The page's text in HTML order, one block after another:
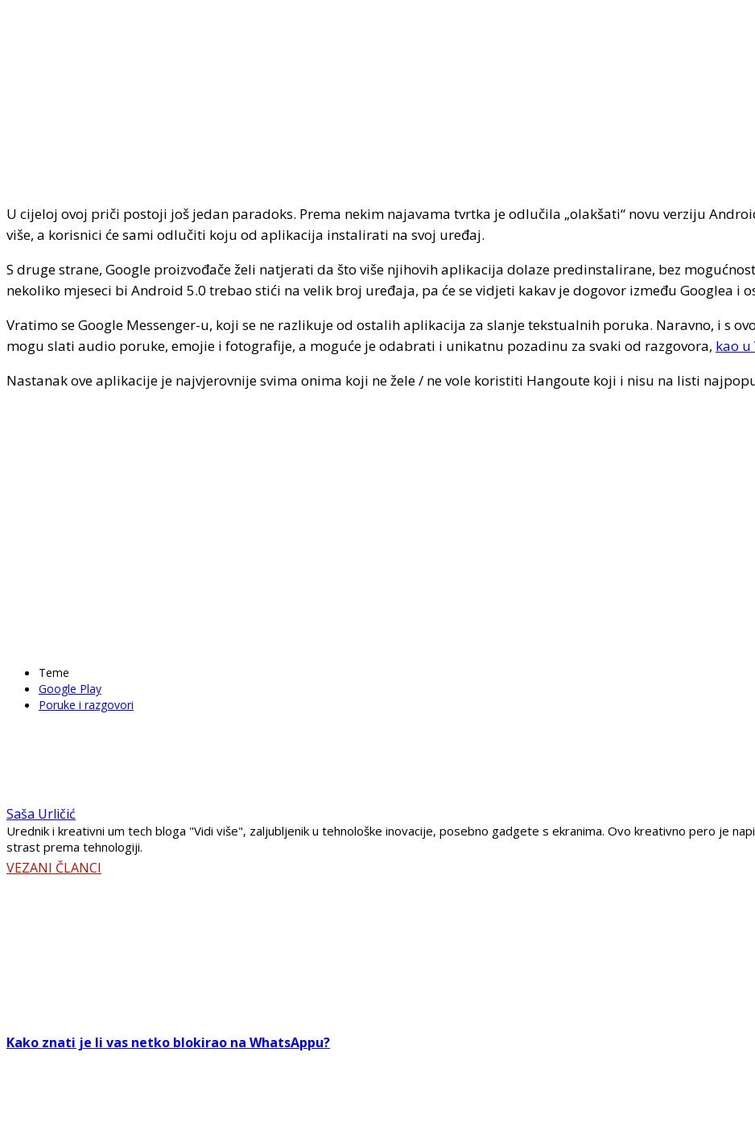
U cijeloj ovoj priči postoji još jedan paradoks. Prema nekim najavama tvrtka je odlučila „olakšati“ novu verziju
više, a korisnici će sami odlučiti koju od aplikacija instalirati na svoj uređaj.
S druge strane, Google proizvođače želi natjerati da što više njihovih aplikacija dolaze predinstalirane, bez
nekoliko mjeseci bi Android 5.0 trebao stići na velik broj uređaja, pa će se vidjeti kakav je dogovor između Googlea i
Vratimo se Google Messenger-u, koji se ne razlikuje od ostalih aplikacija za slanje tekstualnih poruka. Naravno, i s
mogu slati audio poruke, emojie i fotografije, a moguće je odabrati i unikatnu pozadinu za svaki od razgovora, kao u
Nastanak ove aplikacije je najvjerovnije svima onima koji ne žele / ne vole koristiti Hangoute koji i nisu na listi
Teme
Google Play
Poruke i razgovori
Saša Urličić
Urednik i kreativni um tech bloga "Vidi više", zaljubljenik u tehnološke inovacije, posebno gadgete s ekranima. Ovo kreativno pero je
strast prema tehnologiji.
VEZANI ČLANCI
Kako znati je li vas netko blokirao na WhatsAppu?